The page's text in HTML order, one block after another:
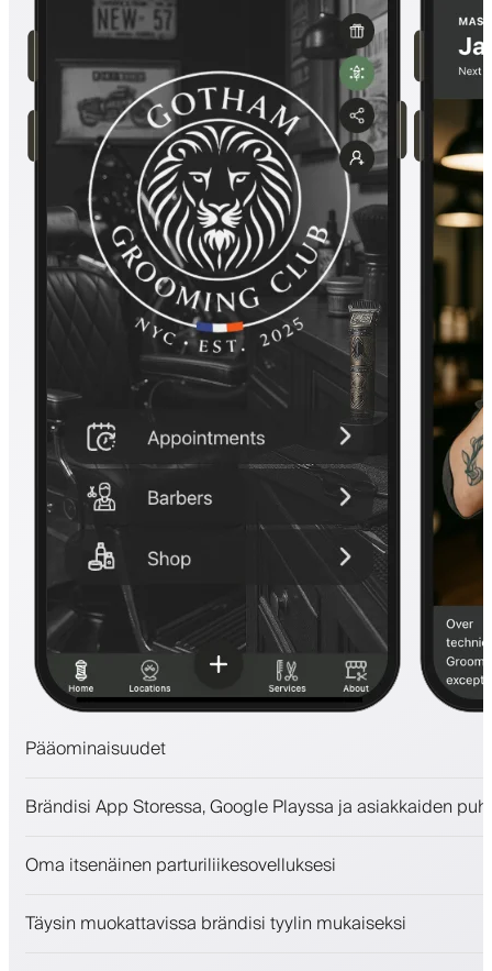
Pääominaisuudet
Maksut, vakuusmaksu
Sitouta asiakkaita kanta-asiakasohjelmalla
Brändisi App Storessa, Google Playssa ja asiakkaiden
Oma itsenäinen parturiliikesovelluksesi
Täysin muokattavissa brändisi tyylin mukaiseksi